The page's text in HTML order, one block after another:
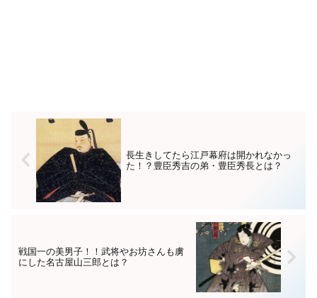
長生きしてたら江戸幕府は開かれなかっ
た！？豊臣秀吉の弟・豊臣秀長とは？
戦国一の美男子！！武将やお坊さんも虜
にした名古屋山三郎とは？